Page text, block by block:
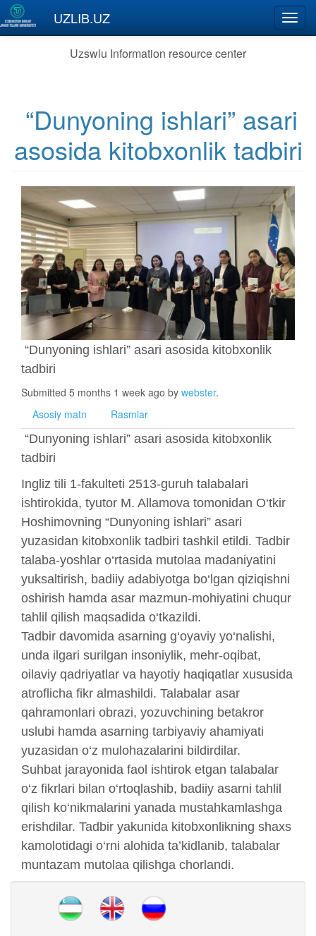
Skip to main content
UZLIB.UZ
Uzswlu Information resource center
“Dunyoning ishlari” asari
asosida kitobxonlik tadbiri
“Dunyoning ishlari” asari asosida kitobxonlik
tadbiri
Submitted 5 months 1 week ago by webster.
Asosiy matn
Rasmlar
“Dunyoning ishlari” asari asosida kitobxonlik
tadbiri
Ingliz tili 1-fakulteti 2513-guruh talabalari
ishtirokida, tyutor M. Allamova tomonidan O‘tkir
Hoshimovning “Dunyoning ishlari” asari
yuzasidan kitobxonlik tadbiri tashkil etildi. Tadbir
talaba-yoshlar o‘rtasida mutolaa madaniyatini
yuksaltirish, badiiy adabiyotga bo‘lgan qiziqishni
oshirish hamda asar mazmun-mohiyatini chuqur
tahlil qilish maqsadida o‘tkazildi.
Tadbir davomida asarning g‘oyaviy yo‘nalishi,
unda ilgari surilgan insoniylik, mehr-oqibat,
oilaviy qadriyatlar va hayotiy haqiqatlar xususida
atroflicha fikr almashildi. Talabalar asar
qahramonlari obrazi, yozuvchining betakror
uslubi hamda asarning tarbiyaviy ahamiyati
yuzasidan o‘z mulohazalarini bildirdilar.
Suhbat jarayonida faol ishtirok etgan talabalar
o‘z fikrlari bilan o‘rtoqlashib, badiiy asarni tahlil
qilish ko‘nikmalarini yanada mustahkamlashga
erishdilar. Tadbir yakunida kitobxonlikning shaxs
kamolotidagi o‘rni alohida ta’kidlanib, talabalar
muntazam mutolaa qilishga chorlandi.